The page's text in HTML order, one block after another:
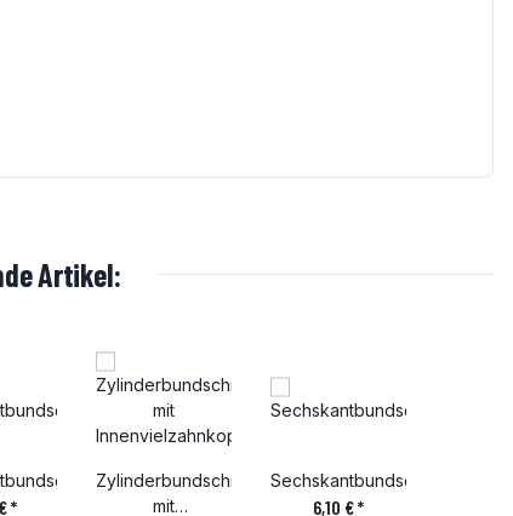
Artikel:
*
Zylinderbundschraube
mit
Sechskantbundschraube
6,10 €*